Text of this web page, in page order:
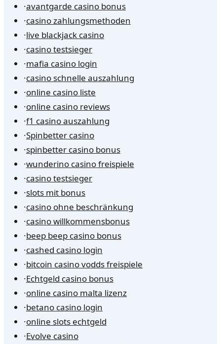
·avantgarde casino bonus
·casino zahlungsmethoden
·live blackjack casino
·casino testsieger
·mafia casino login
·casino schnelle auszahlung
·online casino liste
·online casino reviews
·f1 casino auszahlung
·Spinbetter casino
·spinbetter casino bonus
·wunderino casino freispiele
·casino testsieger
·slots mit bonus
·casino ohne beschränkung
·casino willkommensbonus
·beep beep casino bonus
·cashed casino login
·bitcoin casino vodds freispiele
·Echtgeld casino bonus
·online casino malta lizenz
·betano casino login
·online slots echtgeld
·Evolve casino